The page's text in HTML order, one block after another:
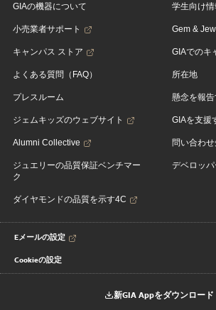
GIAの機器について
小売業者サポート
キャンパス ストア
よくある質問（FAQ）
プレスルーム
ジェムキッズのウェブサイト
Alumni Collective
ジュエリーの品質保証ベンチマー
ク
ダイヤモンドの品質を示す4C
学生向け情
Gem &
GIAでのキ
所在地
懸念を報告
GIAを支援
問い合わ
デベロッパ
Eメールの設定
Cookieの設定
新GIA Appをダウンロード